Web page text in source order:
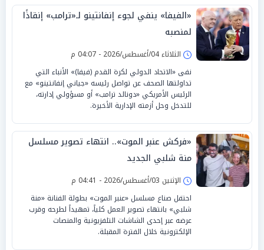
«الفيفا» ينفي لجوء إنفانتينو لـ«ترامب» إنقاذًا
لمنصبه
الثلاثاء 04/أغسطس/2026 - 04:07 م
نفى «الاتحاد الدولي لكرة القدم (فيفا)» الأنباء التي
تداولتها الصحف عن تواصل رئيسه «جياني إنفانتينو» مع
الرئيس الأمريكي «دونالد ترامب» أو مسؤولي إدارته،
للتدخل وحل أزمته الإدارية الأخيرة.
«فركش عنبر الموت».. انتهاء تصوير مسلسل
منة شلبي الجديد
الإثنين 03/أغسطس/2026 - 04:41 م
احتفل صناع مسلسل «عنبر الموت» بطولة الفنانة «منة
شلبي» بانتهاء تصوير العمل كلياً، تمهيداً لطرحه وقرب
عرضه عبر إحدى الشاشات التلفزيونية والمنصات
الإلكترونية خلال الفترة المقبلة.